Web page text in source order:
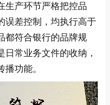
生产环节严格把控品
误差控制，均执行高于
都符合银行的品牌规
常业务文件的收纳，
功能。